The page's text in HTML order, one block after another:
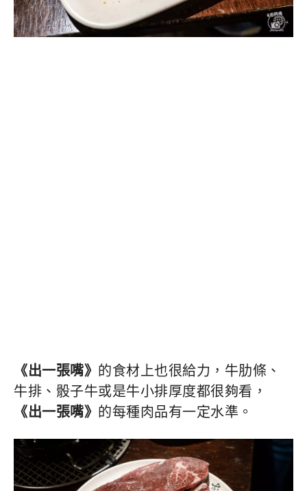
《出一張嘴》 的食材上也很給力，牛肋條、
牛排、骰子牛或是牛小排厚度都很夠看，
《出一張嘴》 的每種肉品有一定水準。